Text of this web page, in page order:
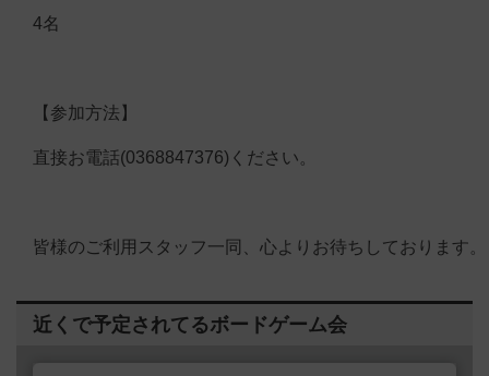
4名
【参加方法】
直接お電話(0368847376)ください。
皆様のご利用スタッフ一同、心よりお待ちしております。
近くで予定されてるボードゲーム会